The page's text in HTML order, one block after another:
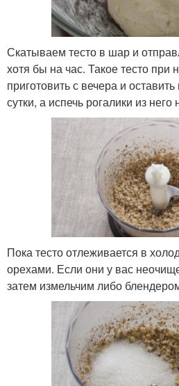
Скатываем тесто в шар и
хотя бы на час. Такое тесто при
приготовить с вечера и
сутки, а испечь рогалики из
Пока тесто отлеживается в
орехами. Если они у вас
затем измельчим либо